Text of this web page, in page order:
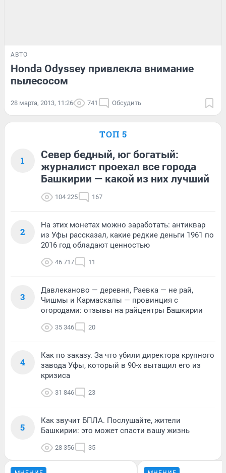
АВТО
Honda Odyssey привлекла внимание
пылесосом
28 марта, 2013, 11:26 741 Обсудить
ТОП 5
1
Север бедный, юг богатый:
журналист проехал все города
Башкирии — какой из них лучший
104 225 167
2
На этих монетах можно заработать: антиквар
из Уфы рассказал, какие редкие деньги 1961 по
2016 год обладают ценностью
46 717 11
3
Давлеканово — деревня, Раевка — не рай,
Чишмы и Кармаскалы — провинция с
огородами: отзывы на райцентры Башкирии
35 346 20
4
Как по заказу. За что убили директора крупного
завода Уфы, который в 90-х вытащил его из
кризиса
31 846 23
5
Как звучит БПЛА. Послушайте, жители
Башкирии: это может спасти вашу жизнь
28 356 35